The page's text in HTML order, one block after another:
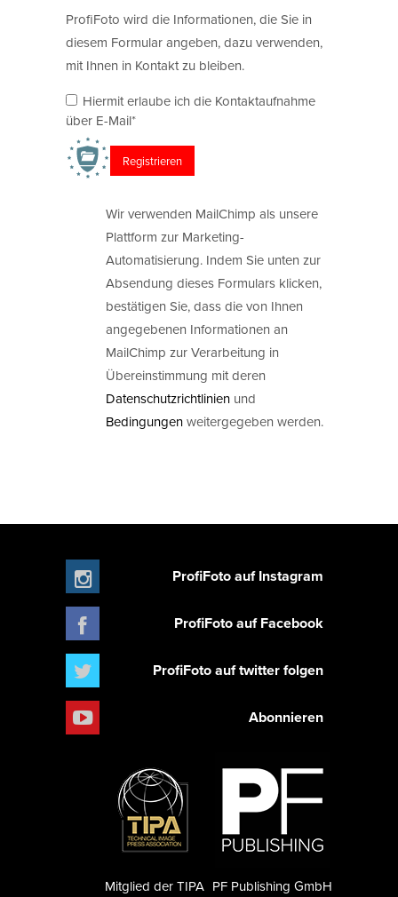
ProfiFoto wird die Informationen, die Sie in
diesem Formular angeben, dazu verwenden,
mit Ihnen in Kontakt zu bleiben.
Hiermit erlaube ich die Kontaktaufnahme
über E-Mail*
Wir verwenden MailChimp als unsere
Plattform zur Marketing-
Automatisierung. Indem Sie unten zur
Absendung dieses Formulars klicken,
bestätigen Sie, dass die von Ihnen
angegebenen Informationen an
MailChimp zur Verarbeitung in
Übereinstimmung mit deren
Datenschutzrichtlinien und
Bedingungenweitergegeben werden.
ProfiFoto auf Instagram
ProfiFoto auf Facebook
ProfiFoto auf twitter folgen
Abonnieren
PF Publishing GmbH
Mitglied der TIPA